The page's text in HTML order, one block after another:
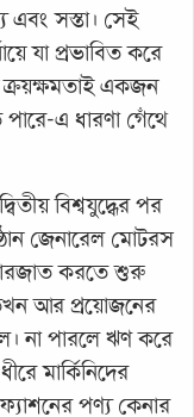
সস্তা। সেই
যা প্রভাবিত করে
ক্রয়ক্ষমতাই একজন
পারে-এ ধারণা গেঁথে
বিশ্বযুদ্ধের পর
জেনারেল মোটরস
করতে শুরু
আর প্রয়োজনের
না পারলে ঋণ করে
মার্কিনিদের
পণ্য কেনার